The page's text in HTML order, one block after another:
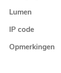
Lumen
IP code
Opmerkingen